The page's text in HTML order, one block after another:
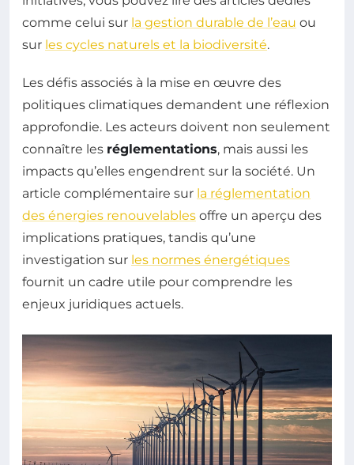
comme celui sur la gestion durable de l’eau ou
sur les cycles naturels et la biodiversité.
Les défis associés à la mise en œuvre des
politiques climatiques demandent une réflexion
approfondie. Les acteurs doivent non seulement
connaître les réglementations, mais aussi les
impacts qu’elles engendrent sur la société. Un
article complémentaire sur la réglementation
des énergies renouvelables offre un aperçu des
implications pratiques, tandis qu’une
investigation sur les normes énergétiques
fournit un cadre utile pour comprendre les
enjeux juridiques actuels.